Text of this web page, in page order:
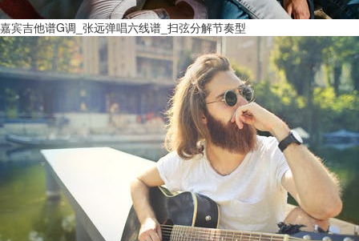
嘉宾吉他谱G调_张远弹唱六线谱_扫弦分解节奏型